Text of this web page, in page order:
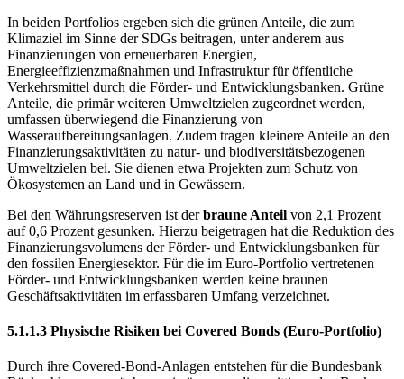
In beiden Portfolios ergeben sich die grünen Anteile, die zum
Klimaziel im Sinne der SDGs beitragen, unter anderem aus
Finanzierungen von erneuerbaren Energien,
Energieeffizienzmaßnahmen und Infrastruktur für öffentliche
Verkehrsmittel durch die Förder- und Entwicklungsbanken. Grüne
Anteile, die primär weiteren Umweltzielen zugeordnet werden,
umfassen überwiegend die Finanzierung von
Wasseraufbereitungsanlagen. Zudem tragen kleinere Anteile an den
Finanzierungsaktivitäten zu natur- und biodiversitätsbezogenen
Umweltzielen bei. Sie dienen etwa Projekten zum Schutz von
Ökosystemen an Land und in Gewässern.
Bei den Währungsreserven ist derbraune Anteil von 2,1 Prozent
auf 0,6 Prozent gesunken. Hierzu beigetragen hat die Reduktion des
Finanzierungsvolumens der Förder- und Entwicklungsbanken für
den fossilen Energiesektor. Für die im Euro-Portfolio vertretenen
Förder- und Entwicklungsbanken werden keine braunen
Geschäftsaktivitäten im erfassbaren Umfang verzeichnet.
5.1.1.3 Physische Risiken bei Covered Bonds (Euro-Portfolio)
Durch ihre Covered-Bond-Anlagen entstehen für die Bundesbank